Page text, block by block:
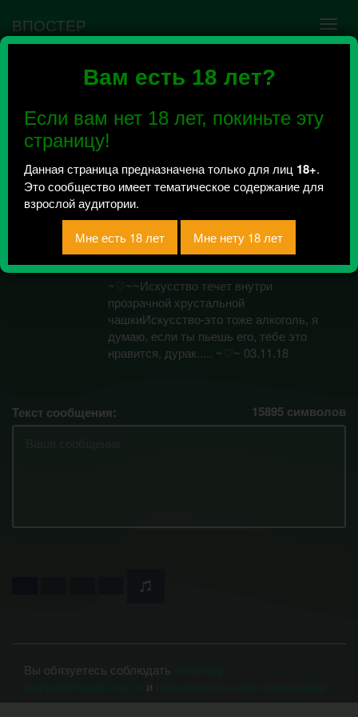
Вам есть 18 лет?
Если вам нет 18 лет, покиньте эту
страницу!
Данная страница предназначена только для лиц 18+.
Это сообщество имеет тематическое содержание для
взрослой аудитории.
ВПОСТЕР
Ошибка VK API #5
сообщества нужно авторизоваться на сервисе
повторно.
белaя хуйня〔 １６
＋〕
Всего 4, за сегодня 0 сообщений
отправлено / Рейтинг 0
~♡~~Искусство течет внутри
прозрачной хрустальной
чашкиИскусство-это тоже алкоголь, я
думаю, если ты пьешь его, тебе это
нравится, дурак..... ~♡~ 03.11.18
Текст сообщения: 15895 символов
Вы обязуетесь соблюдать
и